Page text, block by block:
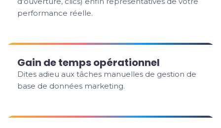
performance réelle.
Gain de temps opérationnel
Dites adieu aux tâches manuelles de gestion de
base de données marketing.